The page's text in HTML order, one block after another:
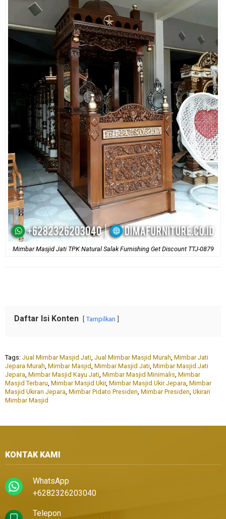
Mimbar Masjid Jati TPK Natural Salak Furnishing Get Discount TTJ-0879
Daftar Isi Konten Tampilkan
Tags: Jual Mimbar Masjid Jati Jual Mimbar Masjid Murah Mimbar Jati
Jepara Murah Mimbar Masjid Mimbar Masjid Jati Mimbar Masjid Jati
Jepara Mimbar Masjid Kayu Jati Mimbar Masjid Minimalis Mimbar
Masjid Terbaru Mimbar Masjid Ukir, Mimbar Masjid Ukir Jepara Mimbar
Masjid Ukiran Jepara Mimbar Pidato Presiden Mimbar Presiden Ukiran
Mimbar Masjid
KONTAK KAMI
WhatsApp
+6282326203040
Telepon